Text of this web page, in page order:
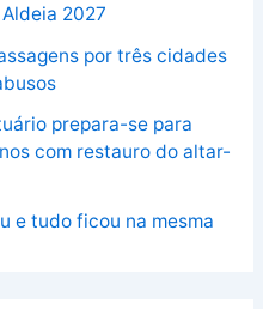
2027
por três cidades
prepara-se para
com restauro do altar-
e tudo ficou na mesma